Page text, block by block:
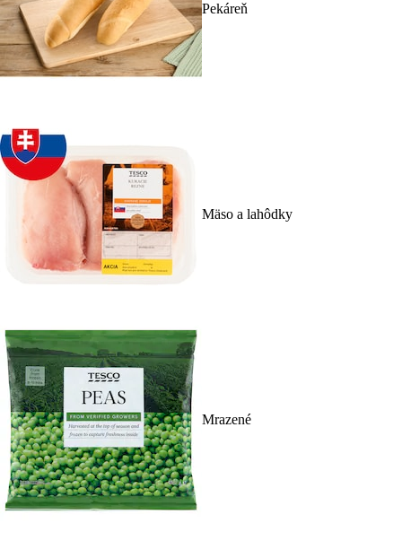
Pekáreň
Mäso a lahôdky
Mrazené